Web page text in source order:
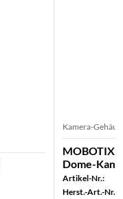
Kamera-
MOBOTIX
Dome-
Artikel-Nr.:
Herst.-Art.-Nr.: